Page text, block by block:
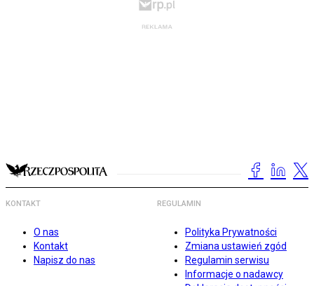
KONTAKT
O nas
Kontakt
Napisz do nas
REGULAMIN
Polityka Prywatności
Zmiana ustawień zgód
Regulamin serwisu
Informacje o nadawcy